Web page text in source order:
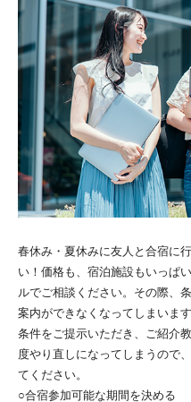
春休み・夏休みに友人と合宿に
い！価格も、宿泊施設もいっぱ
ルでご相談ください。その際、
案内ができなくなってしまいま
条件をご提示いただき、ご紹介
度やり直しになってしまうので
てください。
○合宿参加可能な期間を決める